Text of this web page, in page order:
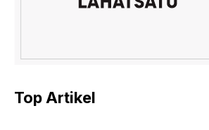
Top Artikel